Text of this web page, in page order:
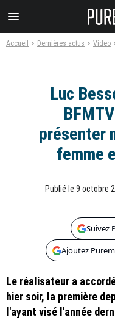
menu
Accueil Dernières actus Video
Luc
présenter
femme
Publié le 9 octobre
Suivez
Ajoutez
Le réalisateur a
hier soir, la première
l'ayant visé l'année